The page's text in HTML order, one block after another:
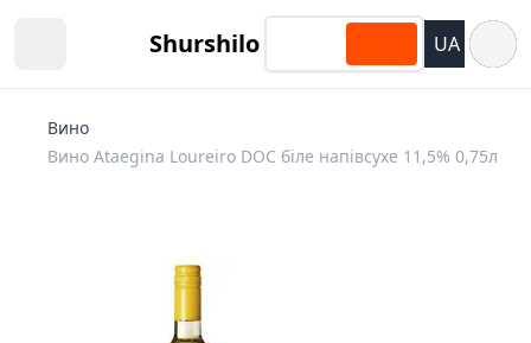
Shurshilo UA
Вино
Вино Ataegina Loureiro DOC біле напівсухе 11,5% 0,75л